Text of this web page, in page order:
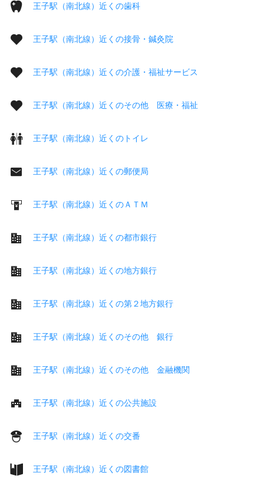
王子駅（南北線）近くの歯科
王子駅（南北線）近くの接骨・鍼灸院
王子駅（南北線）近くの介護・福祉サービス
王子駅（南北線）近くのその他 医療・福祉
王子駅（南北線）近くのトイレ
王子駅（南北線）近くの郵便局
王子駅（南北線）近くのＡＴＭ
王子駅（南北線）近くの都市銀行
王子駅（南北線）近くの地方銀行
王子駅（南北線）近くの第２地方銀行
王子駅（南北線）近くのその他 銀行
王子駅（南北線）近くのその他 金融機関
王子駅（南北線）近くの公共施設
王子駅（南北線）近くの交番
王子駅（南北線）近くの図書館